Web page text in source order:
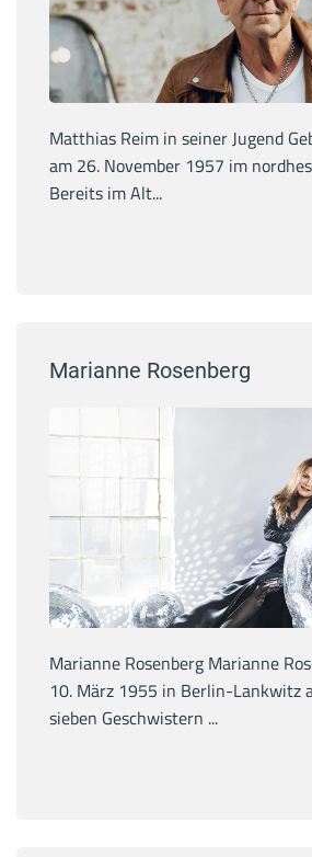
Matthias Reim in seiner Jugend
am 26. November 1957 im
Bereits im Alt...
Marianne Rosenberg
Marianne Rosenberg Marianne
10. März 1955 in Berlin-Lankwitz
sieben Geschwistern ...